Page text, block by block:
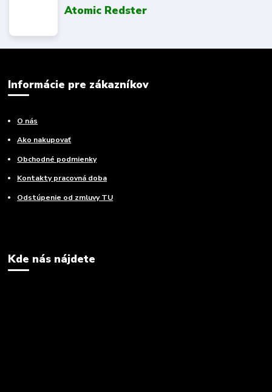
Atomic Redster
Informácie pre zákazníkov
O nás
Ako nakupovať
Obchodné podmienky
Kontakty pracovná doba
Odstúpenie od zmluvy TU
Kde nás nájdete